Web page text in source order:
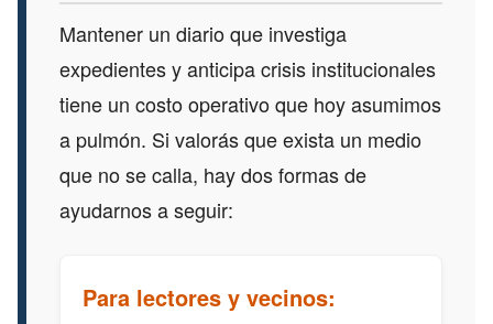
Mantener un diario que investiga
expedientes y anticipa crisis institucionales
tiene un costo operativo que hoy asumimos
a pulmón. Si valorás que exista un medio
que no se calla, hay dos formas de
ayudarnos a seguir:
Para lectores y vecinos: